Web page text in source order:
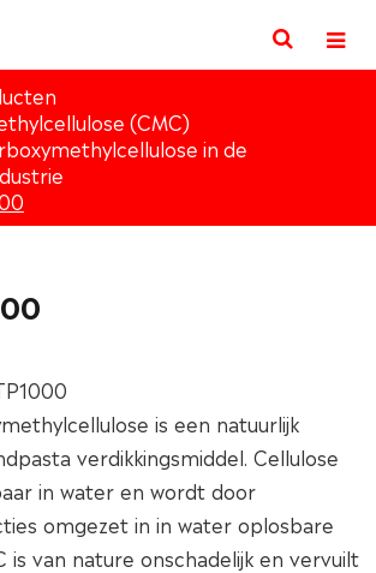
(CMC)
in de
is een natuurlijk
verdikkingsmiddel. Cellulose
in water en wordt door
omgezet in in water oplosbare
is van nature onschadelijk en vervuilt